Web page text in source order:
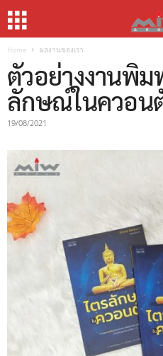
Home ผลงานของเรา
ตัวอย่างงานพิ
ลักษณ์ในควอน
19/08/2021